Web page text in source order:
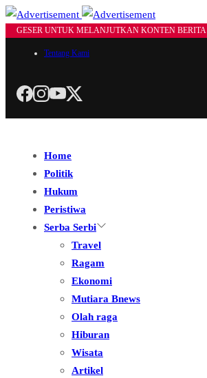
GESER UNTUK MELANJUTKAN KONTEN BERITA
Tentang Kami
Home
Politik
Hukum
Peristiwa
Serba Serbi
Travel
Ragam
Ekonomi
Mutiara Bnews
Olah raga
Hiburan
Wisata
Artikel